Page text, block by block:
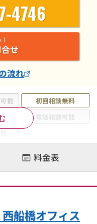
能
初回相談無料
電話相談可能
離婚裁判
モラハラ
熟年離婚
4746
せ
流れ
料金表
船橋オフィス